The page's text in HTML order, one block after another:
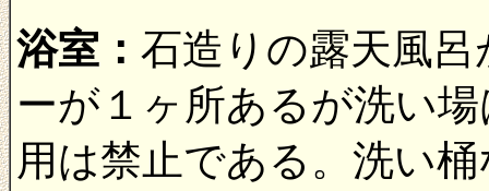
浴室： 石造りの露天風
ーが１ヶ所あるが洗い
用は禁止である。洗い